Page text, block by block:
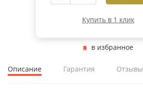
Купить в 1 клик
в избранное
Описание Гарантия Отзывы